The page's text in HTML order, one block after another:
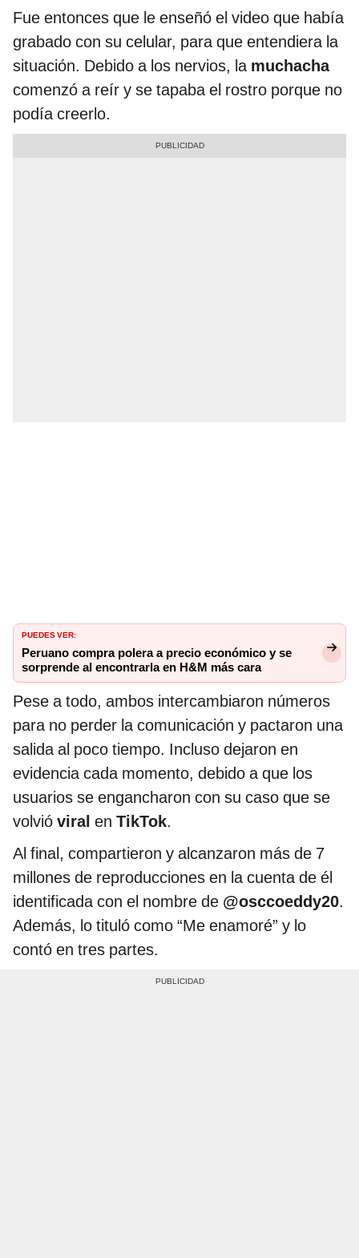
Fue entonces que le enseñó el video que había
grabado con su celular, para que entendiera la
situación. Debido a los nervios, la muchacha
comenzó a reír y se tapaba el rostro porque no
podía creerlo.
PUEDES VER:
Peruano compra polera a precio económico y se
sorprende al encontrarla en H&M más cara
Pese a todo, ambos intercambiaron números
para no perder la comunicación y pactaron una
salida al poco tiempo. Incluso dejaron en
evidencia cada momento, debido a que los
usuarios se engancharon con su caso que se
volvió viral en TikTok.
Al final, compartieron y alcanzaron más de 7
millones de reproducciones en la cuenta de él
identificada con el nombre de @osccoeddy20.
Además, lo tituló como “Me enamoré” y lo
contó en tres partes.